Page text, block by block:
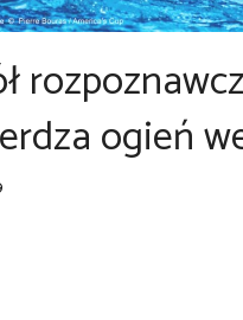
ogień